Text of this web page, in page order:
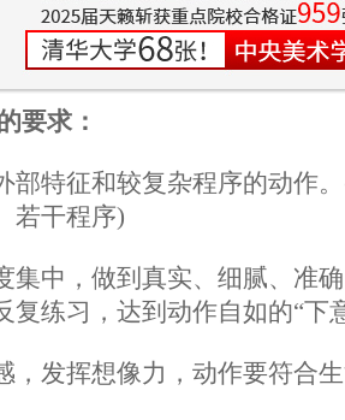
要求：
部特征和较复杂程序的动作
若干程序)
集中，做到真实、细腻、准
复练习，达到动作自如的“下
，发挥想像力，动作要符合